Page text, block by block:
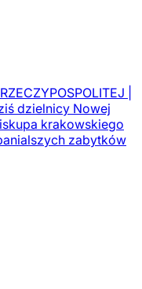
|
dzielnicy Nowej
krakowskiego
zabytków